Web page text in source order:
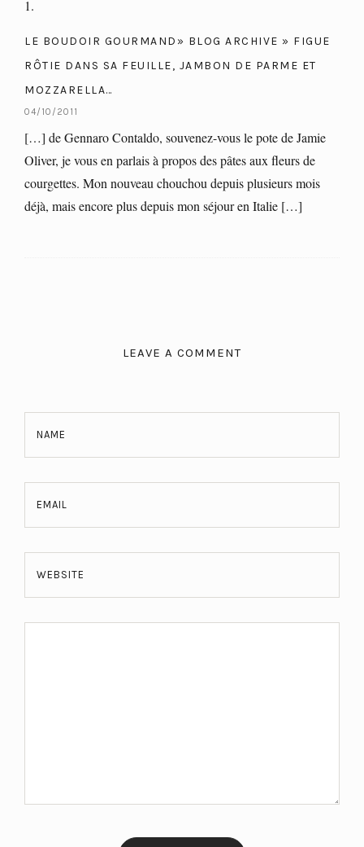
LE BOUDOIR GOURMAND» BLOG ARCHIVE » FIGUE
RÔTIE DANS SA FEUILLE, JAMBON DE PARME ET
MOZZARELLA…
04/10/2011
[…] de Gennaro Contaldo, souvenez-vous le pote de Jamie
Oliver, je vous en parlais à propos des pâtes aux fleurs de
courgettes. Mon nouveau chouchou depuis plusieurs mois
déjà, mais encore plus depuis mon séjour en Italie […]
LEAVE A COMMENT
NAME
EMAIL
WEBSITE